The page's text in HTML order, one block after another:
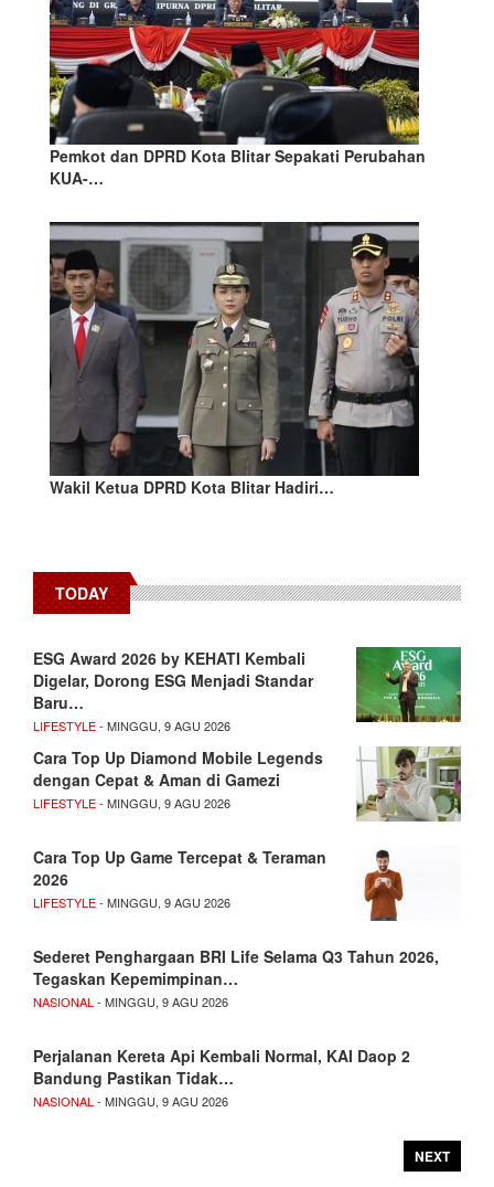
Pemkot dan DPRD Kota Blitar Sepakati Perubahan
KUA-…
Wakil Ketua DPRD Kota Blitar Hadiri…
TODAY
ESG Award 2026 by KEHATI Kembali
Digelar, Dorong ESG Menjadi Standar
Baru…
LIFESTYLE- MINGGU, 9 AGU 2026
Cara Top Up Diamond Mobile Legends
dengan Cepat & Aman di Gamezi
LIFESTYLE- MINGGU, 9 AGU 2026
Cara Top Up Game Tercepat & Teraman
2026
LIFESTYLE- MINGGU, 9 AGU 2026
Sederet Penghargaan BRI Life Selama Q3 Tahun 2026,
Tegaskan Kepemimpinan…
NASIONAL- MINGGU, 9 AGU 2026
Perjalanan Kereta Api Kembali Normal, KAI Daop 2
Bandung Pastikan Tidak…
NASIONAL- MINGGU, 9 AGU 2026
NEXT